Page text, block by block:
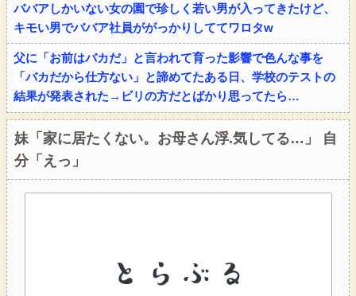
ババアしかいない女の園で珍しく若い男が入ってきたけど、
キモい男でババア社員ががっかりしててワロタw
父に「お前はバカだ」と言われて育った影響で色んな事を
「バカだから仕方ない」と諦めてたある日、学校のテストの
結果が発表された→ビリの方だとばかり思ってたら…
妹「家に居たくない。お母さん浮.気してる…」 自
分「えっ」